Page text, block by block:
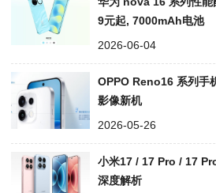
9元起, 7000mAh电池
2026-06-04
OPPO Reno16 系列手
影像新机
2026-05-26
小米17 / 17 Pro / 17
深度解析